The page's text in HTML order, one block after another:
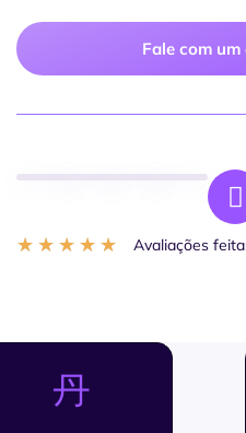
Fale com
★ ★ ★ ★ ★ Avaliações